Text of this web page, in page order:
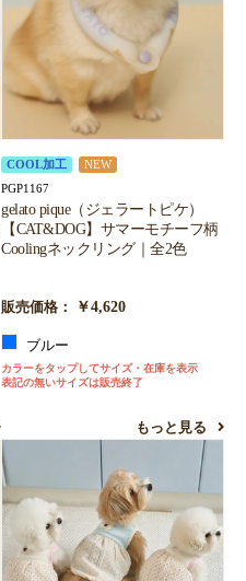
COOL加工 NEW
PGP1167
gelato pique（ジェラートピケ）
【CAT&DOG】サマーモチーフ柄
Coolingネックリング｜全2色
販売価格： ￥4,620
ブルー
カラーをタップしてサイズ・在庫を表示
表記の無いサイズは販売終了
もっと見る